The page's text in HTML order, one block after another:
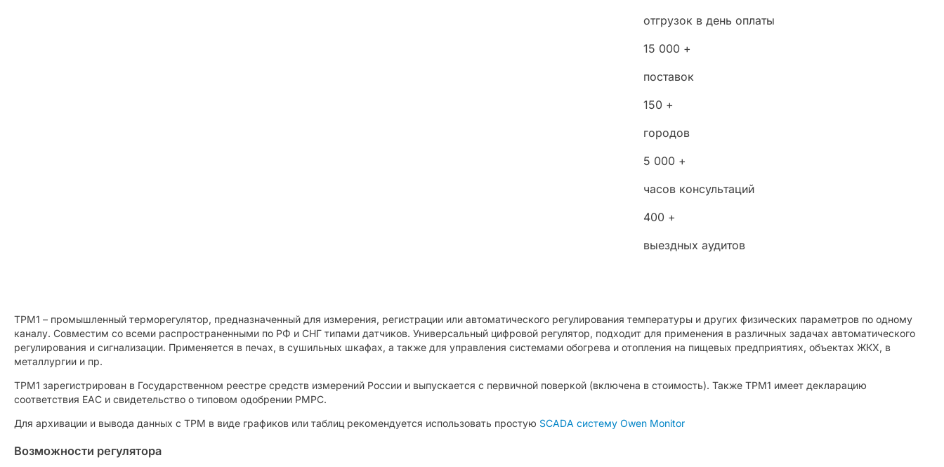
отгрузок в день оплаты
15 000 +
поставок
150 +
городов
5 000 +
часов консультаций
400 +
выездных аудитов
ТРМ1 – промышленный терморегулятор, предназначенный для измерения, регистрации или автоматического регулирования температуры и других физических параметров по одному
каналу. Совместим со всеми распространенными по РФ и СНГ типами датчиков. Универсальный цифровой регулятор, подходит для применения в различных задачах автоматического
регулирования и сигнализации. Применяется в печах, в сушильных шкафах, а также для управления системами обогрева и отопления на пищевых предприятиях, объектах ЖКХ, в
металлургии и пр.
ТРМ1 зарегистрирован в Государственном реестре средств измерений России и выпускается с первичной поверкой (включена в стоимость). Также ТРМ1 имеет декларацию
соответствия ЕАС и свидетельство о типовом одобрении РМРС.
Для архивации и вывода данных с ТРМ в виде графиков или таблиц рекомендуется использовать простую SCADA систему Owen Monitor
Возможности регулятора